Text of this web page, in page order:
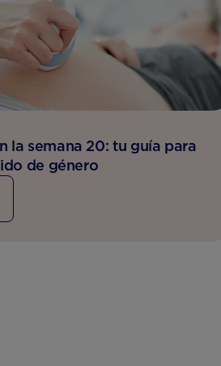
la semana 20: tu guía para
de género